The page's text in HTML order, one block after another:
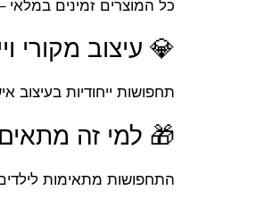
כל המוצרים זמינים
💎 עיצוב מקורי
תחפושות ייחודיות
🎁 למי זה
התחפושות מתאימות לילדים מגילאי +14 ומעלה (רשום בכל מוצר ספציפית). יש